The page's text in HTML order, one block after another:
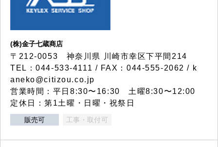
(株)金子七蔵商店
〒212-0053 神奈川県 川崎市幸区下平間214
TEL：044-533-4111 / FAX：044-555-2062 / k
aneko@citizou.co.jp
営業時間：平日8:30〜16:30 土曜8:30〜12:00
定休日：第1土曜・日曜・祝祭日
販売可 工事・取付可